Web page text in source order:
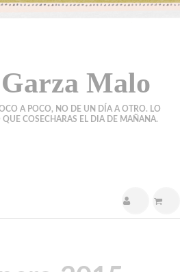
Malo
A POCO, NO DE UN DÍA A OTRO. LO
COSECHARAS EL DIA DE MAÑANA.